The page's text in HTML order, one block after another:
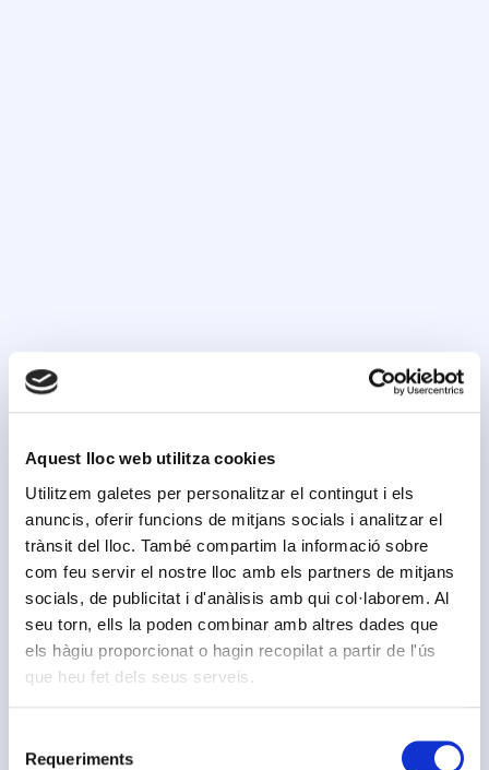
Aquest lloc web utilitza cookies
Utilitzem galetes per personalitzar el contingut i els
anuncis, oferir funcions de mitjans socials i analitzar el
trànsit del lloc. També compartim la informació sobre
com feu servir el nostre lloc amb els partners de mitjans
socials, de publicitat i d'anàlisis amb qui col·laborem. Al
seu torn, ells la poden combinar amb altres dades que
els hàgiu proporcionat o hagin recopilat a partir de l'ús
que heu fet dels seus serveis.
Requeriments